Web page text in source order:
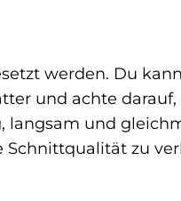
werden. Du
und achte darauf,
langsam und
zu